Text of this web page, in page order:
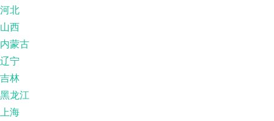
河北
山西
内蒙古
辽宁
吉林
黑龙江
上海